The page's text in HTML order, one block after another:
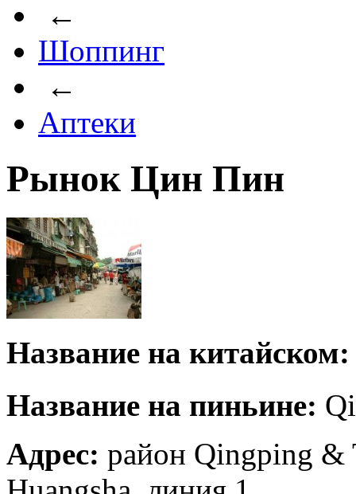
←
Шоппинг
←
Аптеки
Рынок Цин Пин
Название на китайском:
Название на пиньине:
Адрес: район Qingping &